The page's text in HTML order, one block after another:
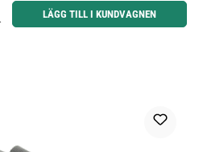
använd knapparna för att öka eller minska kvantiteten.
LÄGG TILL I KUNDVAGNEN